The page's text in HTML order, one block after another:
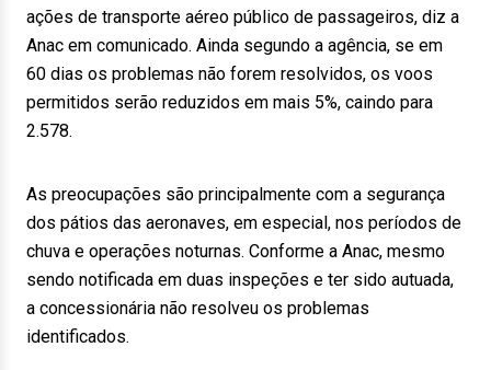
ações de transporte aéreo público de passageiros, diz a
Anac em comunicado. Ainda segundo a agência, se em
60 dias os problemas não forem resolvidos, os voos
permitidos serão reduzidos em mais 5%, caindo para
2.578.
As preocupações são principalmente com a segurança
dos pátios das aeronaves, em especial, nos períodos de
chuva e operações noturnas. Conforme a Anac, mesmo
sendo notificada em duas inspeções e ter sido autuada,
a concessionária não resolveu os problemas
identificados.